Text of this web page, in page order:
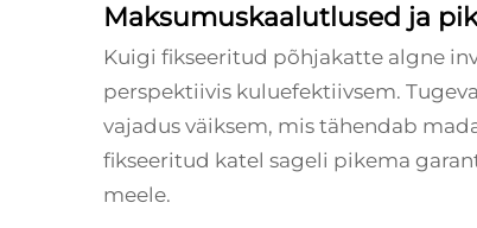
Maksumuskaalutlused ja
Kuigi fikseeritud põhjakatte algne
perspektiivis kuluefektiivsem.
vajadus väiksem, mis tähendab
fikseeritud katel sageli pikema
meele.